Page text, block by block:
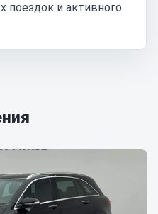
поездок и активного